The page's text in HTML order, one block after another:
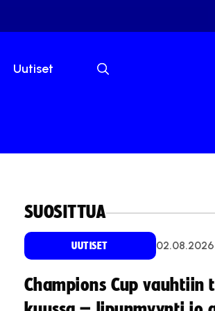
Uutiset
SUOSITTUA
UUTISET 02.08.2026
Champions Cup vauhtiin